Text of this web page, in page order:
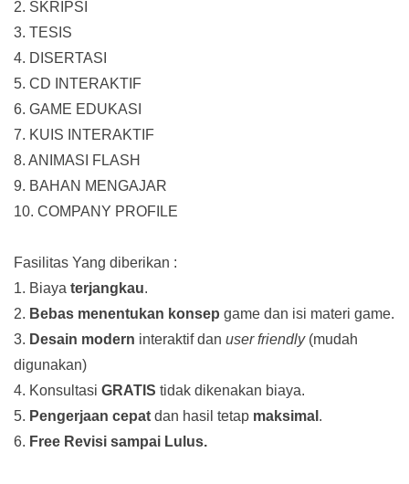
2. SKRIPSI
3. TESIS
4. DISERTASI
5. CD INTERAKTIF
6. GAME EDUKASI
7. KUIS INTERAKTIF
8. ANIMASI FLASH
9. BAHAN MENGAJAR
10. COMPANY PROFILE
Fasilitas Yang diberikan :
1. Biaya terjangkau.
2. Bebas menentukan konsep game dan isi materi game.
3. Desain modern interaktif dan user friendly(mudah
digunakan)
4. Konsultasi GRATIS tidak dikenakan biaya.
5. Pengerjaan cepat dan hasil tetap maksimal .
6. Free Revisi sampai Lulus.